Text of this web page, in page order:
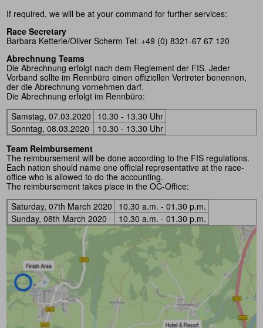
If required, we will be at your command for further services:
Race Secretary
Barbara Ketterle/Oliver Scherm Tel: +49 (0) 8321-67 67 120
Abrechnung Teams
Die Abrechnung erfolgt nach dem Reglement der FIS. Jeder
Verband sollte im Rennbüro einen offiziellen Vertreter benennen,
der die Abrechnung vornehmen darf.
Die Abrechnung erfolgt im Rennbüro:
Samstag, 07.03.2020
10.30 - 13.30 Uhr
Sonntag, 08.03.2020
10.30 - 13.30 Uhr
Team Reimbursement
The reimbursement will be done according to the FIS regulations.
Each nation should name one official representative at the race-
office who is allowed to do the accounting.
The reimbursement takes place in the OC-Office:
Saturday, 07th March 2020
10.30 a.m. - 01.30 p.m.
Sunday, 08th March 2020
10.30 a.m. - 01.30 p.m.